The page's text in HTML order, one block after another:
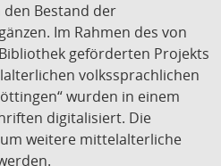
den Bestand der
Im Rahmen des von
geförderten Projekts
volkssprachlichen
wurden in einem
digitalisiert. Die
weitere mittelalterliche